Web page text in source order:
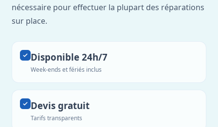
nécessaire pour effectuer la plupart des réparations
sur place.
Disponible 24h/7
Week-ends et fériés inclus
Devis gratuit
Tarifs transparents